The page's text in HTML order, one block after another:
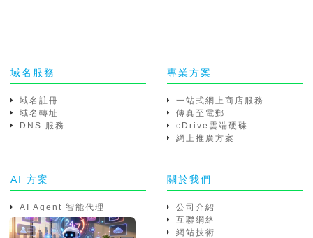
域名服務
域名註冊
域名轉址
DNS 服務
專業方案
一站式網上商店服務
傳真至電郵
cDrive雲端硬碟
網上推廣方案
AI 方案
AI Agent 智能代理
關於我們
公司介紹
互聯網絡
網站技術